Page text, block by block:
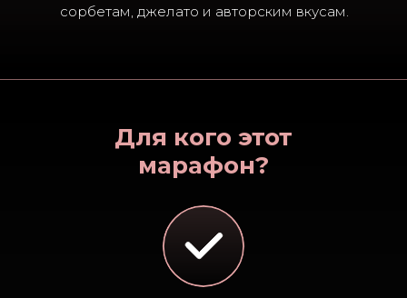
сорбетам, джелато и авторским вкусам.
Для кого этот
марафон?